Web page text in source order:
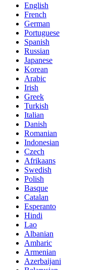
English
French
German
Portuguese
Spanish
Russian
Japanese
Korean
Arabic
Irish
Greek
Turkish
Italian
Danish
Romanian
Indonesian
Czech
Afrikaans
Swedish
Polish
Basque
Catalan
Esperanto
Hindi
Lao
Albanian
Amharic
Armenian
Azerbaijani